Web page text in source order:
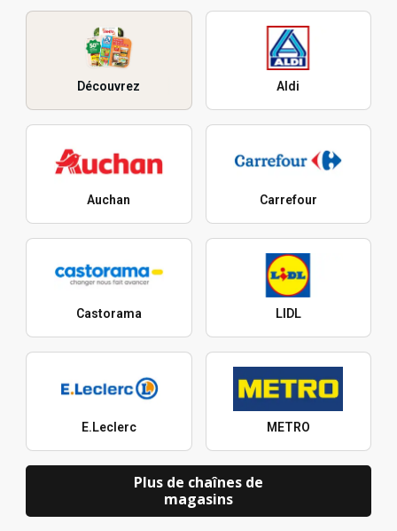
Découvrez Aldi
Auchan Carrefour
Castorama LIDL
E.Leclerc METRO
Plus de chaînes de
magasins